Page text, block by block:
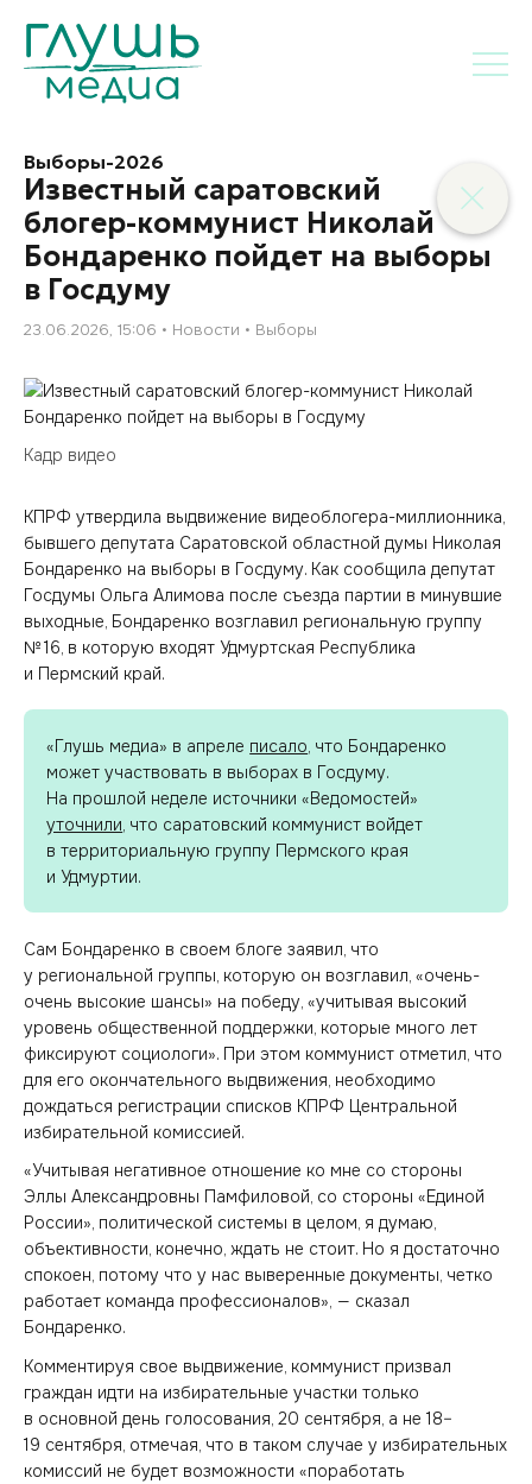
Выборы-2026
Известный саратовский
блогер-коммунист Николай
Бондаренко пойдет на выборы
в Госдуму
23.06.2026, 15:06 Новости Выборы
Кадр видео
КПРФ утвердила выдвижение видеоблогера-миллионника,
бывшего депутата Саратовской областной думы Николая
Бондаренко на выборы в Госдуму. Как сообщила депутат
Госдумы Ольга Алимова после съезда партии в минувшие
выходные, Бондаренко возглавил региональную группу
№ 16, в которую входят Удмуртская Республика
и Пермский край.
«Глушь медиа» в апреле писало, что Бондаренко
может участвовать в выборах в Госдуму.
На прошлой неделе источники «Ведомостей»
уточнили, что саратовский коммунист войдет
в территориальную группу Пермского края
и Удмуртии.
Сам Бондаренко в своем блоге заявил, что
у региональной группы, которую он возглавил, «очень-
очень высокие шансы» на победу, «учитывая высокий
уровень общественной поддержки, которые много лет
фиксируют социологи». При этом коммунист отметил, что
для его окончательного выдвижения, необходимо
дождаться регистрации списков КПРФ Центральной
избирательной комиссией.
«Учитывая негативное отношение ко мне со стороны
Эллы Александровны Памфиловой, со стороны «Единой
России», политической системы в целом, я думаю,
объективности, конечно, ждать не стоит. Но я достаточно
спокоен, потому что у нас выверенные документы, четко
работает команда профессионалов», — сказал
Бондаренко.
Комментируя свое выдвижение, коммунист призвал
граждан идти на избирательные участки только
в основной день голосования, 20 сентября, а не 18–
19 сентября, отмечая, что в таком случае у избирательных
комиссий не будет возможности «поработать